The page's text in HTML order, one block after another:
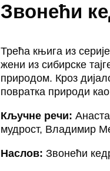
Звонећи
Трећа књига из
жени из сибирске
природом. Кроз
повратка природи
Кључне речи:
мудрост, Владимир
Наслов: Звонећи